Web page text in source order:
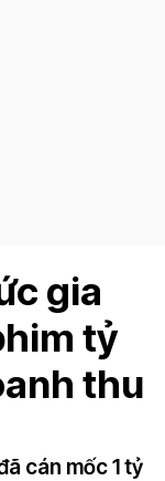
gia
tỷ
thu
cán mốc 1 tỷ